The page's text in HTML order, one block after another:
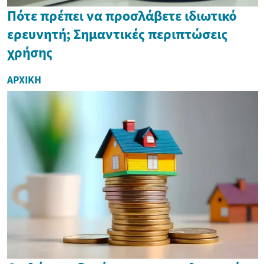
Πότε πρέπει να προσλάβετε ιδιωτικό
ερευνητή; Σημαντικές περιπτώσεις
χρήσης
ΑΡΧΙΚΉ